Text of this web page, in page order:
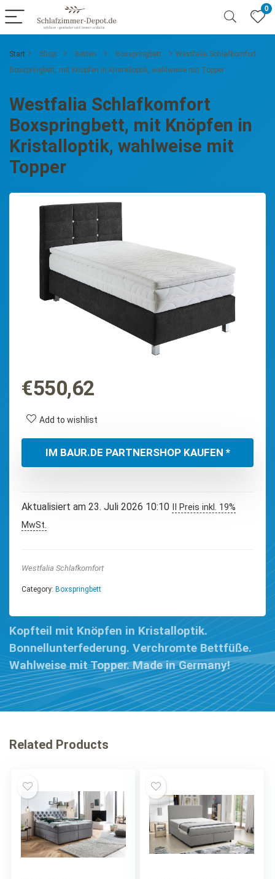
0
Start Shop Betten Boxspringbett
Westfalia Schlafkomfort
Boxspringbett, mit Knöpfen in Kristalloptik, wahlweise mit Topper
Westfalia Schlafkomfort
Boxspringbett, mit Knöpfen in
Kristalloptik, wahlweise mit
Topper
€550,62
Add to wishlist
IM BAUR.DE PARTNERSHOP KAUFEN *
Aktualisiert am 23. Juli 2026 10:10
II Preis inkl. 19%
MwSt.
Westfalia Schlafkomfort
Category: Boxspringbett
Kopfteil mit Knöpfen in Kristalloptik.
Bonnellunterfederung. Verchromte Bettfüße.
Wahlweise mit Topper. Made in Germany!
Related Products